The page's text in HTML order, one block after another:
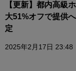
【更新】都内高級
大51%オフで提供
定
2025年2月17日 23:48